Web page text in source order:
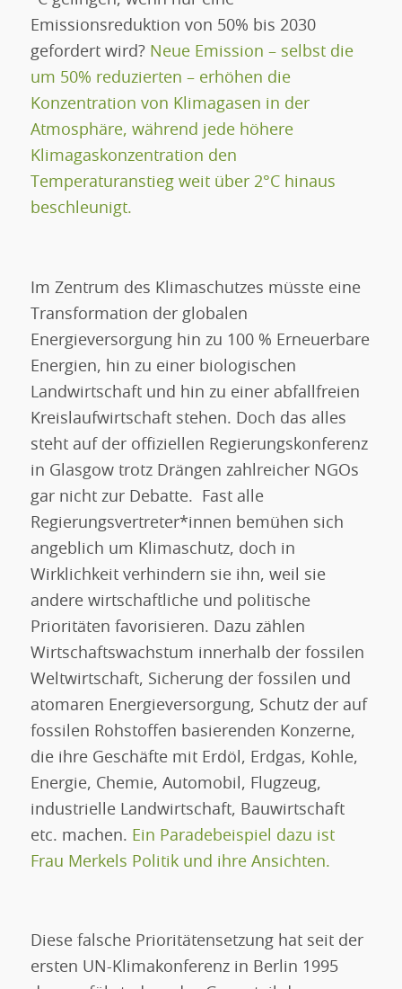
Emissionsreduktion von 50% bis 2030
gefordert wird? Neue Emission – selbst die
um 50% reduzierten – erhöhen die
Konzentration von Klimagasen in der
Atmosphäre, während jede höhere
Klimagaskonzentration den
Temperaturanstieg weit über 2°C hinaus
beschleunigt.
Im Zentrum des Klimaschutzes müsste eine
Transformation der globalen
Energieversorgung hin zu 100 % Erneuerbare
Energien, hin zu einer biologischen
Landwirtschaft und hin zu einer abfallfreien
Kreislaufwirtschaft stehen. Doch das alles
steht auf der offiziellen Regierungskonferenz
in Glasgow trotz Drängen zahlreicher NGOs
gar nicht zur Debatte. Fast alle
Regierungsvertreter*innen bemühen sich
angeblich um Klimaschutz, doch in
Wirklichkeit verhindern sie ihn, weil sie
andere wirtschaftliche und politische
Prioritäten favorisieren. Dazu zählen
Wirtschaftswachstum innerhalb der fossilen
Weltwirtschaft, Sicherung der fossilen und
atomaren Energieversorgung, Schutz der auf
fossilen Rohstoffen basierenden Konzerne,
die ihre Geschäfte mit Erdöl, Erdgas, Kohle,
Energie, Chemie, Automobil, Flugzeug,
industrielle Landwirtschaft, Bauwirtschaft
etc. machen. Ein Paradebeispiel dazu ist
Frau Merkels Politik und ihre Ansichten.
Diese falsche Prioritätensetzung hat seit der
ersten UN-Klimakonferenz in Berlin 1995